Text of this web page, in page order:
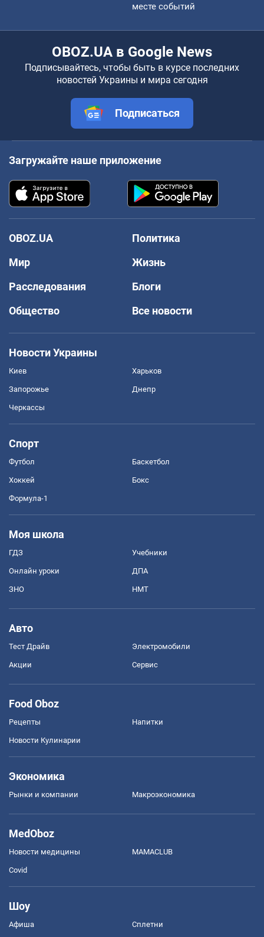
месте событий
OBOZ.UA в Google News
Подписывайтесь, чтобы быть в курсе последних
новостей Украины и мира сегодня
Подписаться
Загружайте наше приложение
OBOZ.UA
Политика
Мир
Жизнь
Расследования
Блоги
Общество
Все новости
Новости Украины
Киев Харьков
Запорожье Днепр
Черкассы
Спорт
Футбол Баскетбол
Хоккей Бокс
Формула-1
Моя школа
ГДЗ Учебники
Онлайн уроки ДПА
ЗНО НМТ
Авто
Тест Драйв Электромобили
Акции Сервис
Food Oboz
Рецепты Напитки
Новости Кулинарии
Экономика
Рынки и компании Mакроэкономика
MedOboz
Новости медицины MAMACLUB
Covid
Шоу
Афиша Сплетни